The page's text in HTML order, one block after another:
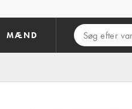
MÆND